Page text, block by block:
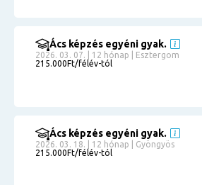
Ács képzés egyéni gyak.
2026. 03. 07. | 12 hónap | Esztergom
215.000Ft/félév-tól
Ács képzés egyéni gyak.
2026. 03. 18. | 12 hónap | Gyöngyös
215.000Ft/félév-tól